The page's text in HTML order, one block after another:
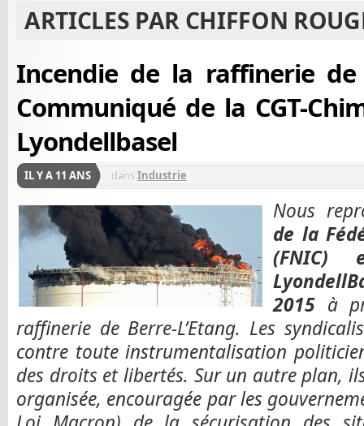
ARTICLES PAR CHIFFON
Incendie de la raffinerie de
Communiqué de la CGT-
Lyondellbasel
IL Y A 11 ANS dansIndustrie
Nous
de la
(FNIC)
2015 à
raffinerie de Berre-L’Etang. Les
contre toute instrumentalisation
des droits et libertés. Sur un autre plan,
organisée, encouragée par les